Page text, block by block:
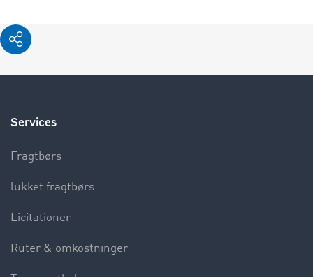
Services
Fragtbørs
lukket fragtbørs
Licitationer
Ruter & omkostninger